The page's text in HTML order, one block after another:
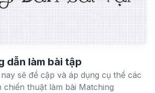
dẫn làm bài tập
sẽ đề cập và áp dụng cụ thể các
chiến thuật làm bài Matching